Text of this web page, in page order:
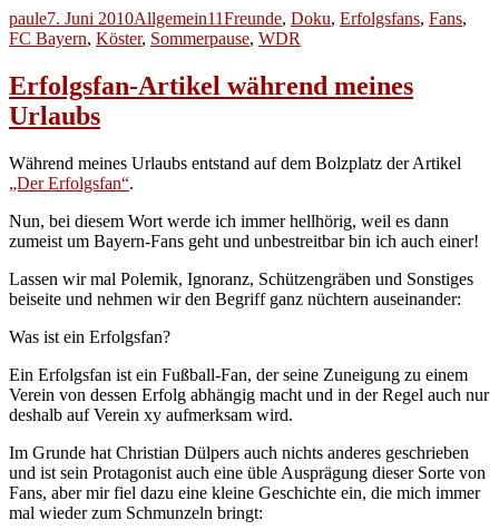
Autor
pauleVeröffentlicht
am
7. Juni 2010Kategorien
AllgemeinSchlagwörter
11Freunde, Doku, Erfolgsfans, Fans,
FC Bayern, Köster, Sommerpause, WDR
Erfolgsfan-Artikel während meines
Urlaubs
Während meines Urlaubs entstand auf dem Bolzplatz der Artikel
„Der Erfolgsfan“.
Nun, bei diesem Wort werde ich immer hellhörig, weil es dann
zumeist um Bayern-Fans geht und unbestreitbar bin ich auch einer!
Lassen wir mal Polemik, Ignoranz, Schützengräben und Sonstiges
beiseite und nehmen wir den Begriff ganz nüchtern auseinander:
Was ist ein Erfolgsfan?
Ein Erfolgsfan ist ein Fußball-Fan, der seine Zuneigung zu einem
Verein von dessen Erfolg abhängig macht und in der Regel auch nur
deshalb auf Verein xy aufmerksam wird.
Im Grunde hat Christian Dülpers auch nichts anderes geschrieben
und ist sein Protagonist auch eine üble Ausprägung dieser Sorte von
Fans, aber mir fiel dazu eine kleine Geschichte ein, die mich immer
mal wieder zum Schmunzeln bringt: